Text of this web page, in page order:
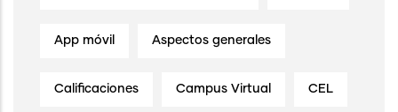
App móvil Aspectos generales
Calificaciones Campus Virtual CEL